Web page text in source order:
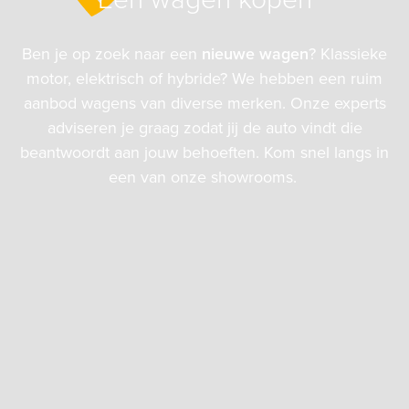
Ben je op zoek naar een nieuwe wagen? Klassieke
motor, elektrisch of hybride? We hebben een ruim
aanbod wagens van diverse merken. Onze experts
adviseren je graag zodat jij de auto vindt die
beantwoordt aan jouw behoeften. Kom snel langs in
een van onze showrooms.